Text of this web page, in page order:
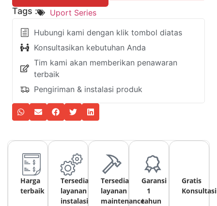
Tags : Uport Series
Hubungi kami dengan klik tombol diatas
Konsultasikan kebutuhan Anda
Tim kami akan memberikan penawaran
terbaik
Pengiriman & instalasi produk
Harga
terbaik
Tersedia
layanan
instalasi
Tersedia
layanan
maintenance
Garansi
1
tahun
Gratis
Konsultasi